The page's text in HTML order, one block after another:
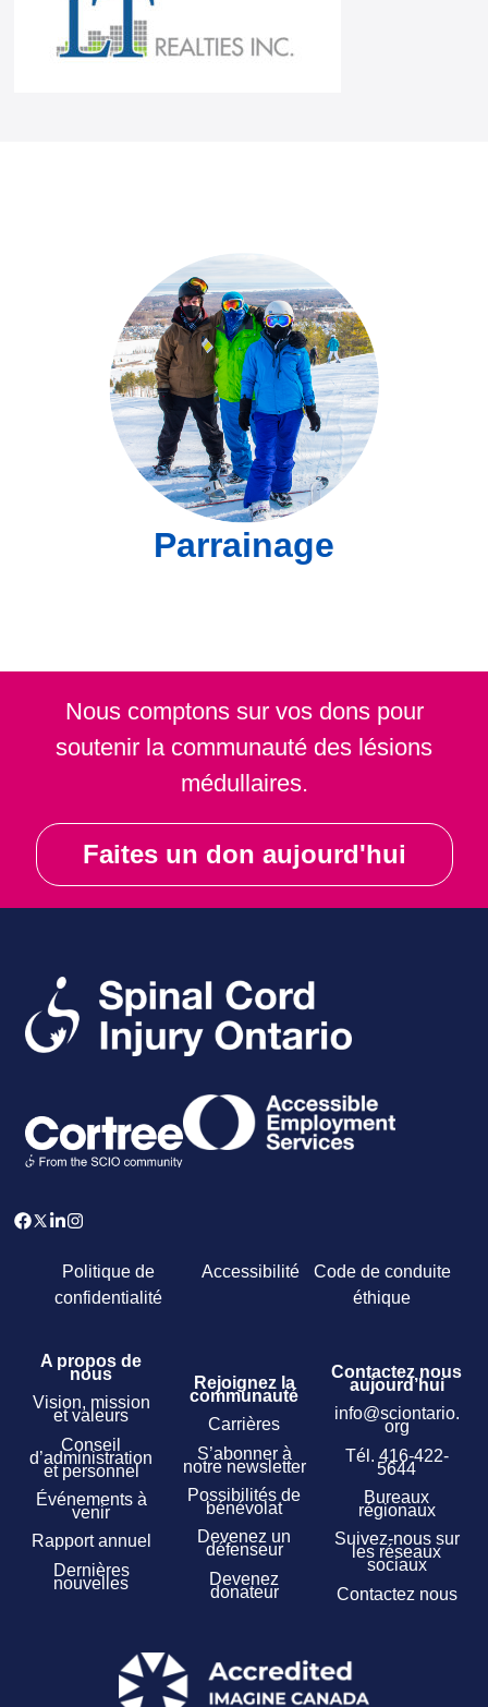
Parrainage
Nous comptons sur vos dons pour
soutenir la communauté des lésions
médullaires.
Faites un don aujourd'hui
Politique de
confidentialité
Accessibilité
Code de conduite
éthique
A propos de
nous
Vision, mission
et valeurs
Conseil
d’administration
et personnel
Événements à
venir
Rapport annuel
Dernières
nouvelles
Rejoignez la
communauté
Carrières
S’abonner à
notre newsletter
Possibilités de
bénévolat
Devenez un
défenseur
Devenez
donateur
Contactez nous
aujourd’hui
info@sciontario.
org
Tél. 416-422-
5644
Bureaux
régionaux
Suivez-nous sur
les réseaux
sociaux
Contactez nous